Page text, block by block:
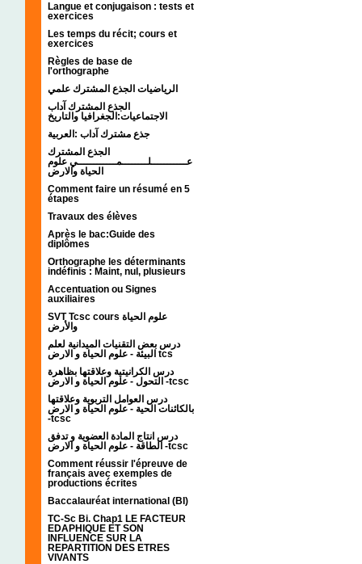
Langue et conjugaison : tests et
exercices
Les temps du récit; cours et
exercices
Règles de base de
l'orthographe
الرياضيات الجذع المشترك علمي
الجذع المشترك آداب
الاجتماعيات:الجغرافيا والتاريخ
جذع مشترك آداب :العربية
الجذع المشترك
عـــــــــــلــــــــمــــــــــــي علوم
الحياة والارض
Comment faire un résumé en 5
étapes
Travaux des élèves
Après le bac:Guide des
diplômes
Orthographe les déterminants
indéfinis : Maint, nul, plusieurs
Accentuation ou Signes
auxiliaires
SVT Tcsc cours علوم الحياة
والأرض
درس بعض التقنيات الميدانية لعلم
البيئة - علوم الحياة و الارض tcs
درس الكرانيتية وعلاقتها بظاهرة
التحول - علوم الحياة و الارض -tcsc
درس العوامل التربوية وعلاقتها
بالكائنات الحية - علوم الحياة و الارض
-tcsc
درس انتاج المادة العضوية و تدفق
الطاقة - علوم الحياة و الارض -tcsc
Comment réussir l'épreuve de
français avec exemples de
productions écrites
Baccalauréat international (BI)
TC-Sc Bi. Chap1 LE FACTEUR
EDAPHIQUE ET SON
INFLUENCE SUR LA
REPARTITION DES ETRES
VIVANTS